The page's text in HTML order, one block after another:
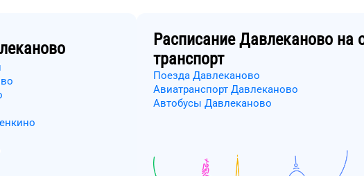
РасписаниеДавлеканово на
транспорт
Поезда Давлеканово
Авиатранспорт Давлеканово
Автобусы Давлеканово